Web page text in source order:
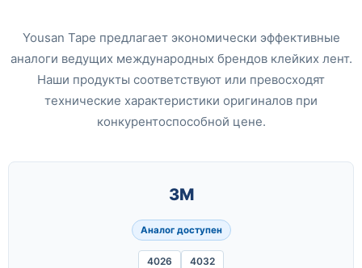
Yousan Tape предлагает экономически эффективные
аналоги ведущих международных брендов клейких лент.
Наши продукты соответствуют или превосходят
технические характеристики оригиналов при
конкурентоспособной цене.
3M
Аналог доступен
4026 4032